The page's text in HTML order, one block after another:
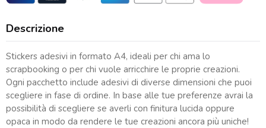
Descrizione
Stickers adesivi in formato A4, ideali per chi ama lo
scrapbooking o per chi vuole arricchire le proprie creazioni.
Ogni pacchetto include adesivi di diverse dimensioni che puoi
scegliere in fase di ordine. In base alle tue preferenze avrai la
possibilità di scegliere se averli con finitura lucida oppure
opaca in modo da rendere le tue creazioni ancora più uniche!